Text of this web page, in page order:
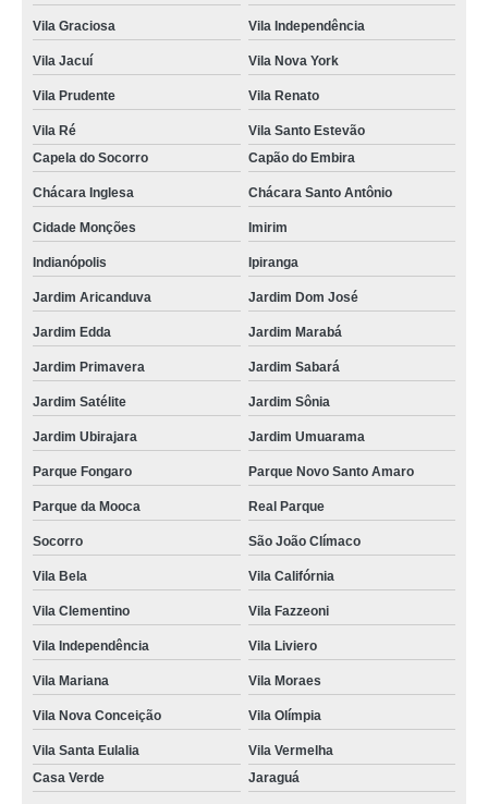
locação de toalha de rosto cotar Atibaia
onde fazer locação de toalha branca de rosto Embu das Artes
locação de toalha de rosto pequena cotar Vila Olímpia
empresa de locação de toalha branca para salão Mairiporã
locação de toalha de rosto Capão Redondo
locação de toalha de rosto e banho cotar Vila Renato
empresa de locação de toalha rosto branca Jardim Marajoara
onde fazer locação de toalha para rosto Cidade Monções
empresa de locação de toalha banho e rosto Jardim Sônia
locação de toalha de rosto preta cotar Vila Moreira
onde fazer locação de toalha de rosto branca Várzea Paulista
locação de toalha de rosto para academia cotar Vila Romana
locação de toalha de rosto branca cotar Votorantim
locação de toalha de rosto para academia Vila Independência
locação de toalha de rosto e banho cotar Jardim Paulista
locação de toalha de rosto para academia Vila Clementino
locação de toalhas banho e rosto Vila Nova York
locação de toalha para rosto Vila Prudente
onde fazer locação de toalha de rosto preta Paulínia
Vila Graciosa Vila Independência
Vila Jacuí Vila Nova York
Vila Prudente Vila Renato
Vila Ré
Vila Santo Estevão
Capela do Socorro
Capão do Embira
Chácara Inglesa Chácara Santo Antônio
Cidade Monções Imirim
Indianópolis Ipiranga
Jardim Aricanduva Jardim Dom José
Jardim Edda Jardim Marabá
Jardim Primavera Jardim Sabará
Jardim Satélite Jardim Sônia
Jardim Ubirajara Jardim Umuarama
Parque Fongaro Parque Novo Santo Amaro
Parque da Mooca Real Parque
Socorro São João Clímaco
Vila Bela Vila Califórnia
Vila Clementino Vila Fazzeoni
Vila Independência Vila Liviero
Vila Mariana Vila Moraes
Vila Nova Conceição Vila Olímpia
Vila Santa Eulalia
Vila Vermelha
Casa Verde
Jaraguá